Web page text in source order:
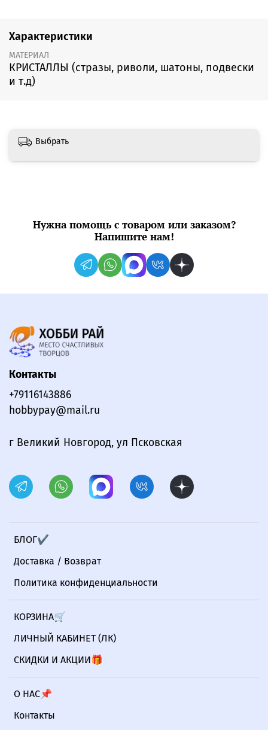
Характеристики
МАТЕРИАЛ
КРИСТАЛЛЫ (стразы, риволи, шатоны, подвески
и т.д)
Выбрать
Нужна помощь с товаром или заказом?
Напишите нам!
БЛОГ✔
Доставка / Возврат
Политика конфиденциальности
КОРЗИНА🛒
ЛИЧНЫЙ КАБИНЕТ (ЛК)
СКИДКИ И АКЦИИ🎁
О НАС📌
Контакты
Контакты
+79116143886
hobbypay@mail.ru
г Великий Новгород, ул Псковская